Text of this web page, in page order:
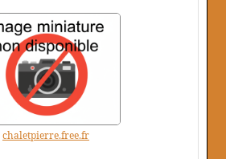
chaletpierre.free.fr